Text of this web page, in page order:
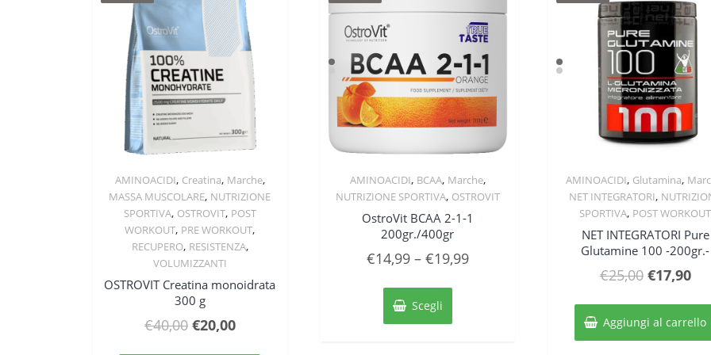
Quick View
AMINOACIDI, Creatina, Marche,
MASSA MUSCOLARE, NUTRIZIONE
SPORTIVA, OSTROVIT, POST
WORKOUT, PRE WORKOUT,
RECUPERO, RESISTENZA,
VOLUMIZZANTI
OSTROVIT Creatina monoidrata
300 g
€40,00 Il
€20,00Il
Quick View
AMINOACIDI, BCAA, Marche,
NUTRIZIONE SPORTIVA, OSTROVIT
OstroVit BCAA 2-1-1
200gr./400gr
€14,99– €19,99
Scegli
Quick View
AMINOACIDI, Glutamina,
NET INTEGRATORI,
SPORTIVA, POST WORKOUT
NET INTEGRATORI Pure
Glutamine 100 -200gr.-
€25,00 Il
originale
era:
€17,90Il
è:
Aggiungi al carrello